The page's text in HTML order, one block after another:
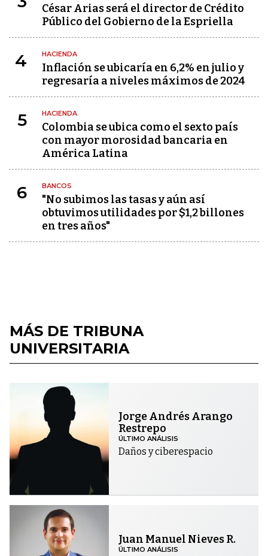
César Arias será el director de Crédito
Público del Gobierno de la Espriella
4 HACIENDA
Inflación se ubicaría en 6,2% en julio y
regresaría a niveles máximos de 2024
5 HACIENDA
Colombia se ubica como el sexto país
con mayor morosidad bancaria en
América Latina
6 BANCOS
"No subimos las tasas y aún así
obtuvimos utilidades por $1,2 billones
en tres años"
MÁS DE TRIBUNA
UNIVERSITARIA
Jorge Andrés Arango
Restrepo
ÚLTIMO ANÁLISIS
Daños y ciberespacio
Juan Manuel Nieves R.
ÚLTIMO ANÁLISIS